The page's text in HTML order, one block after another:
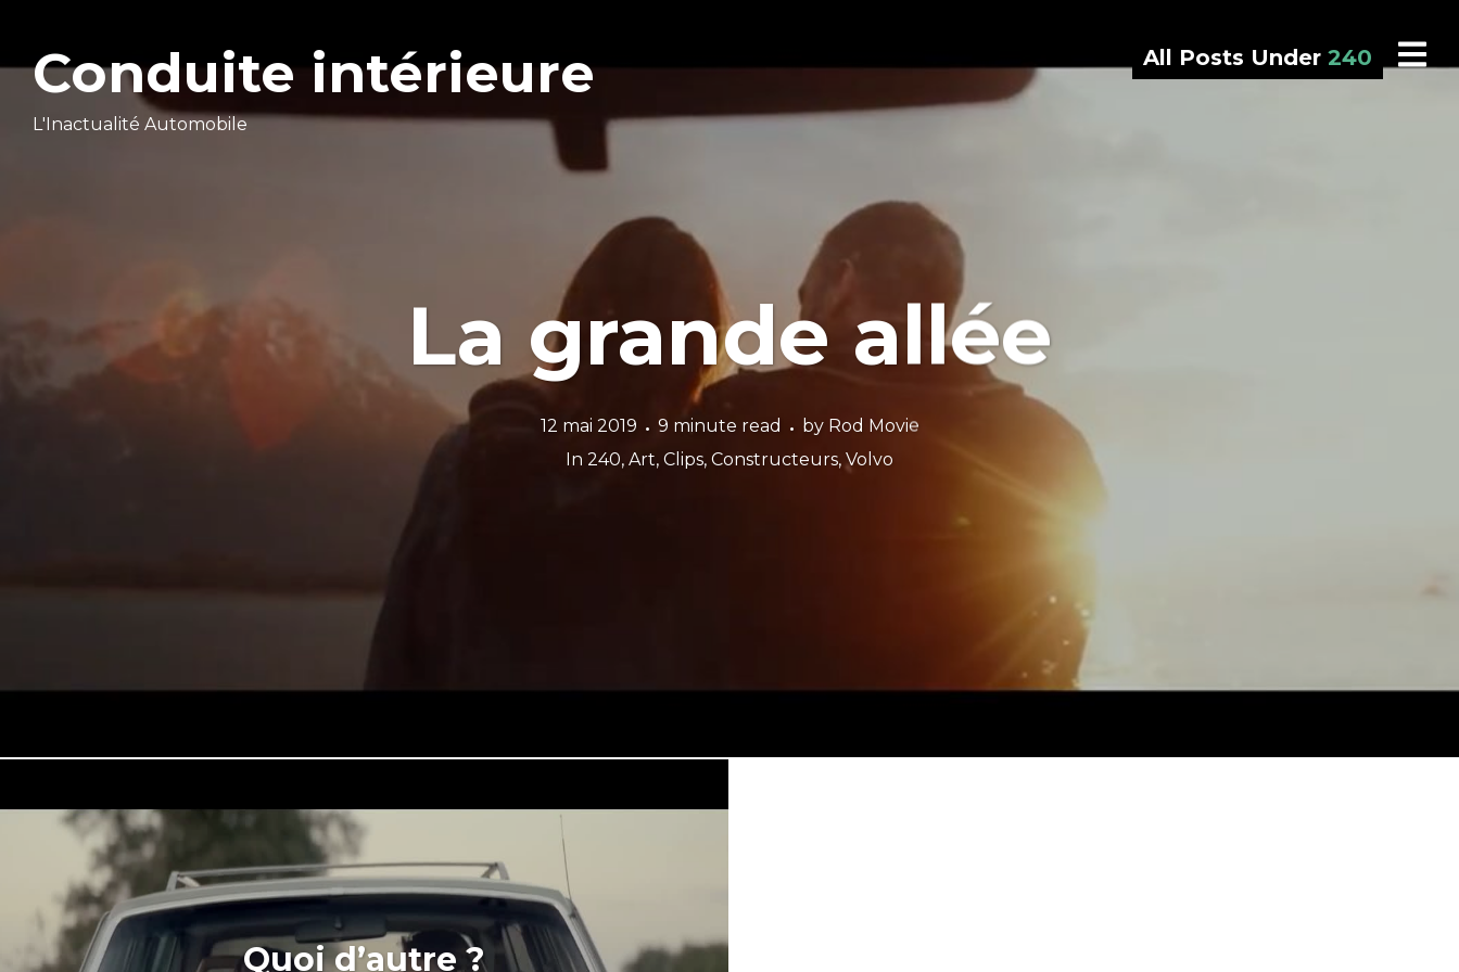
Conduite intérieure
L'Inactualité Automobile
All Posts Under 240
La grande allée
12 mai 2019 9 minute read by Rod Movie
In 240, Art, Clips, Constructeurs, Volvo
Quoi d’autre ?